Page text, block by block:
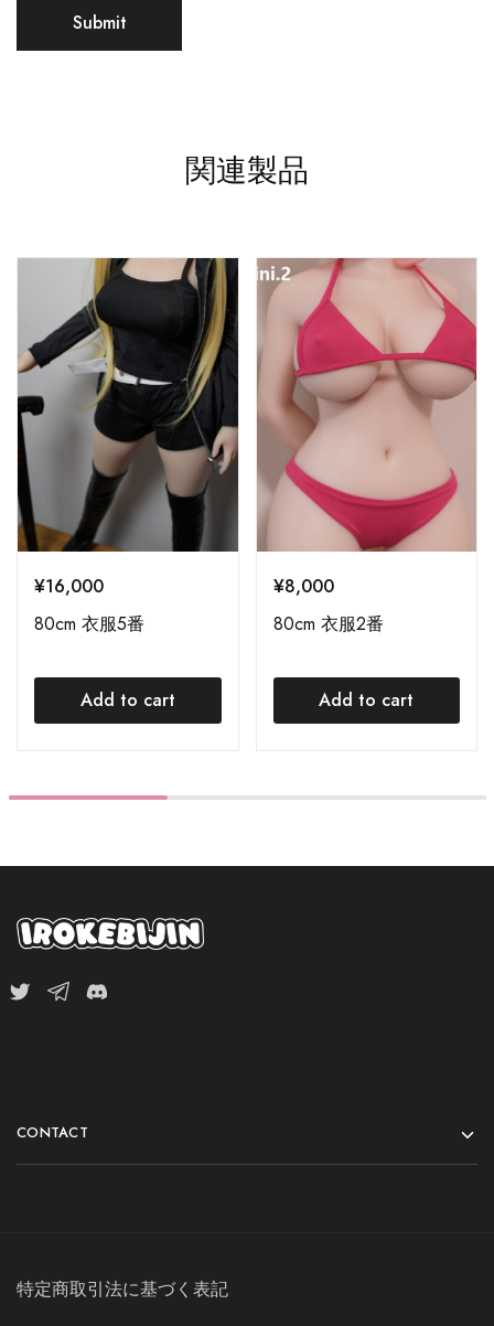
関連製品
¥16,000
80cm 衣服5番
Add to cart
¥8,000
80cm 衣服2番
Add to cart
CONTACT
特定商取引法に基づく表記